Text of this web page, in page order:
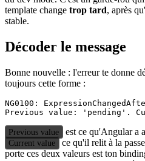
template change trop tard, après
stable.
Décoder le message
Bonne nouvelle : l'erreur te donne
toujours cette forme :
NG0100:
Previous value est ce qu'Angular a
Current value
ce qu'il relit à la
porte ces deux valeurs est ton